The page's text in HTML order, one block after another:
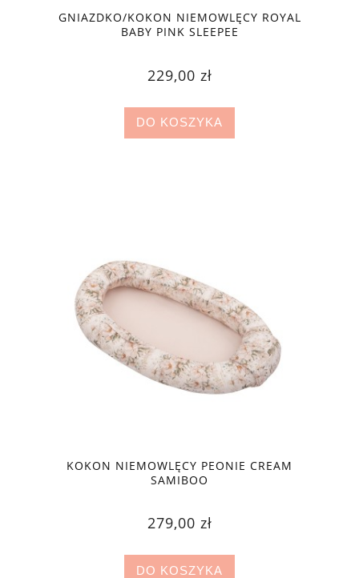
GNIAZDKO/KOKON NIEMOWLĘCY ROYAL
BABY PINK SLEEPEE
229,00 zł
DO KOSZYKA
KOKON NIEMOWLĘCY PEONIE CREAM
SAMIBOO
279,00 zł
DO KOSZYKA